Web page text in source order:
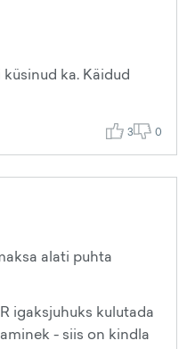
ka. Käidud
3 0
alati puhta
igaksjuhuks kulutada
- siis on kindla